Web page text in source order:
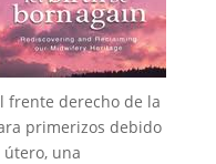
frente derecho de la
primerizos debido
una